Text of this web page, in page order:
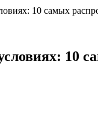
10 самых
10